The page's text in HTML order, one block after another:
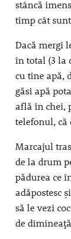
stâncă
timp cât
Dacă mergi
în total (3 la
cu tine apă,
găsi apă
află în chei,
telefonul, că
Marcajul
de la drum
pădurea ce
adăpostesc
să le vezi
de